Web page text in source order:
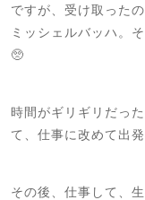
ですが、受け取った
ミッシェルバッハ。
🥺
時間がギリギリだっ
て、仕事に改めて出
その後、仕事して、